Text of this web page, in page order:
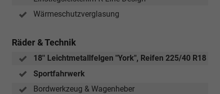
Wärmeschutzverglasung
Räder & Technik
18'' Leichtmetallfelgen "York", Reifen 225/40 R18
Sportfahrwerk
Bordwerkzeug & Wagenheber